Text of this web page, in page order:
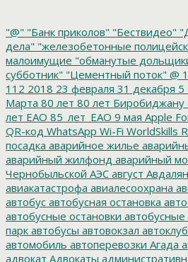
"@" "Банк приколов" "Бествидео"
дела" "железобетонные
малоимущие "обманутые
субботник" "Цементный поток" @
112 2018 23 февраля 31 декабря 5
Марта 80 лет 80 лет Биробиджану
лет ЕАО 85_лет_ЕАО 9 мая Apple
QR-код WhatsApp Wi-Fi WorldSkills
посадка аварийное жилье
аварийный жилфонд аварийный
Чернобыльской АЭС август Авдалян
авиакатастрофа авиалесоохрана
автобус автобусная остановка
автобусные остановки автобусные
парк автобусы автовокзал автоклуб
автомобиль автоперевозки Агада
адвокат Адвокаты